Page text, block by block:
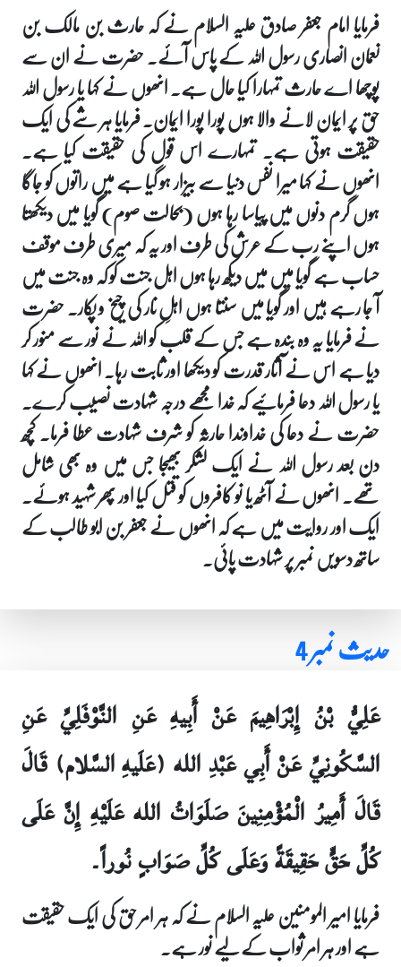
فرمایا امام جعفر صادق علیہ السلام نے کہ حارث بن مالک بن
نعمان انصاری رسول اللہ کے پاس آئے۔ حضرت نے ان سے
پوچھا اے حارث تمہارا کیا حال ہے۔ انھوں نے کہا یا رسول اللہ
حق پر ایمان لانے والا ہوں پورا پورا ایمان۔ فرمایا ہر شے کی ایک
حقیقت ہوتی ہے۔ تمہارے اس قول کی حقیقت کیا ہے۔
انھوں نے کہا میرا نفس دنیا سے بیزار ہو گیا ہے میں راتوں کو جاگا
ہوں گرم دنوں میں پیاسا رہا ہوں (بحالت صوم) گویا میں دیکھتا
ہوں اپنے رب کے عرش کی طرف اور یہ کہ میری طرف موقف
حساب ہے گویا میں میں دیکھ رہا ہوں اہل جنت کو کہ وہ جنت میں
آ جا رہے ہیں اور گویا میں سنتا ہوں اہلِ نار کی چیخ و پکار۔ حضرت
نے فرمایا یہ وہ بندہ ہے جس کے قلب کو اللہ نے نور سے منور کر
دیا ہے اس نے آثار قدرت کو دیکھا اور ثابت رہا۔ انھوں نے کہا
یا رسول اللہ دعا فرمائیے کہ خدا مجھے درجہ شہادت نصیب کرے۔
حضرت نے دعا کی خداوندا حارثہ کو شرف شہادت عطا فرما۔ کچھ
دن بعد رسول اللہ نے ایک لشکر بھیجا جس میں وہ بھی شامل
تھے۔ انھوں نے آٹھ یا نو کافروں کو قتل کیا اور پھر شہید ہوئے۔
ایک اور روایت میں ہے کہ انھوں نے جعفر بن ابو طالب کے
ساتھ دسویں نمبر پر شہادت پائی۔
حدیث نمبر 4
عَلِيُّ بْنُ إِبْرَاهِيمَ عَنْ أَبِيهِ عَنِ النَّوْفَلِيِّ عَنِ
السَّكُونِيِّ عَنْ أَبِي عَبْدِ الله (عَلَيهِ السَّلام) قَالَ
قَالَ أَمِيرُ الْمُؤْمِنِينَ صَلَوَاتُ الله عَلَيْهِ إِنَّ عَلَى
كُلِّ حَقٍّ حَقِيقَةً وَعَلَى كُلِّ صَوَابٍ نُوراً۔
فرمایا امیر المومنین علیہ السلام نے کہ ہر امر حق کی ایک حقیقت
ہے اور ہر امر ثواب کے لیے نور ہے۔